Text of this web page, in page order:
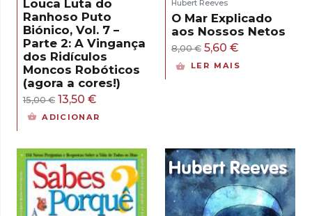
Louca Luta do
Ranhoso Puto
Biónico, Vol. 7 –
Parte 2: A Vingança
dos Ridículos
Moncos Robóticos
(agora a cores!)
15,00€ O
preço
era:
15,00 €.
13,50 €
preço
é:
13,50 €.
ADICIONAR
Hubert Reeves
O Mar Explicado
aos Nossos Netos
8,00€ O
preço
5,60 €O
preço
LER MAIS